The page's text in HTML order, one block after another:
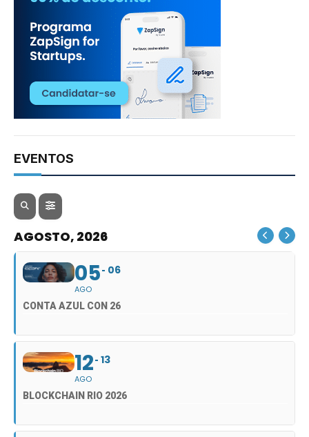
EVENTOS
AGOSTO, 2026
05
AGO
06
CONTA AZUL CON 26
12
AGO
13
BLOCKCHAIN RIO 2026